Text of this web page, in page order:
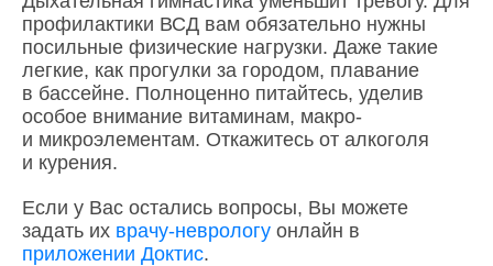
профилактики ВСД вам обязательно нужны
посильные физические нагрузки. Даже такие
легкие, как прогулки за городом, плавание
в бассейне. Полноценно питайтесь, уделив
особое внимание витаминам, макро-
и микроэлементам. Откажитесь от алкоголя
и курения.
Если у Вас остались вопросы, Вы можете
задать их врачу-неврологу онлайн в
приложении Доктис.